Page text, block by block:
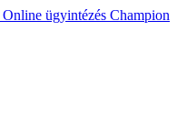
Online ügyintézés Champion